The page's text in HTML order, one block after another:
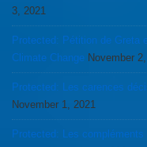
3, 2021
Protected: Pétition de Greta
Climate Change November
Protected: Les carences
November 1, 2021
Protected: Les